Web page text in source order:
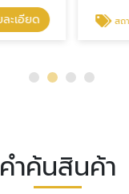
อียด สถานดูแ
คำค้นสินค้า